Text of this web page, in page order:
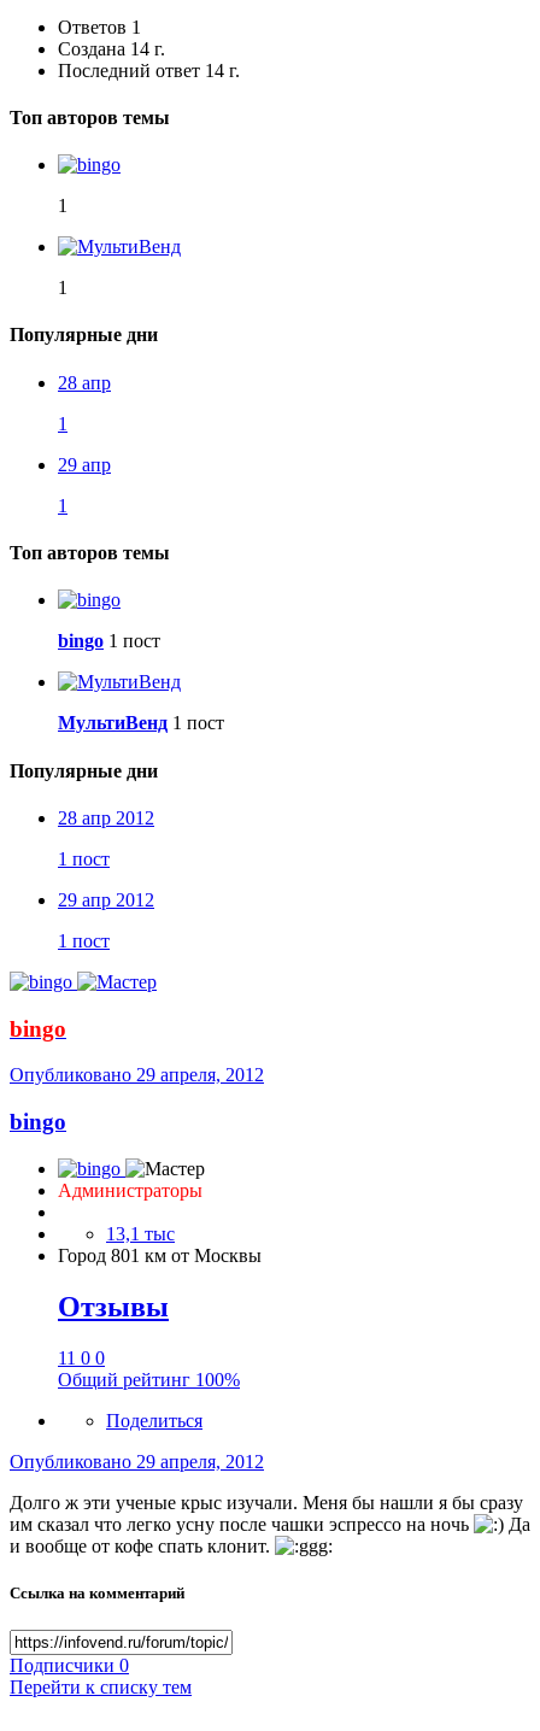
Ответов 1
Создана 14 г.
Последний ответ 14 г.
Топ авторов темы
1
1
Популярные дни
28 апр
1
29 апр
1
Топ авторов темы
bingo 1 пост
МультиВенд 1 пост
Популярные дни
28 апр 2012
1 пост
29 апр 2012
1 пост
bingo
Опубликовано 29 апреля, 2012
bingo
Администраторы
13,1 тыс
Город 801 км от Москвы
Отзывы
11 0 0
Общий рейтинг 100%
Поделиться
Опубликовано 29 апреля, 2012
Долго ж эти ученые крыс изучали. Меня бы нашли я бы сразу
им сказал что легко усну после чашки эспрессо на ночь
Да
и вообще от кофе спать клонит.
Ссылка на комментарий
Подписчики 0
Перейти к списку тем